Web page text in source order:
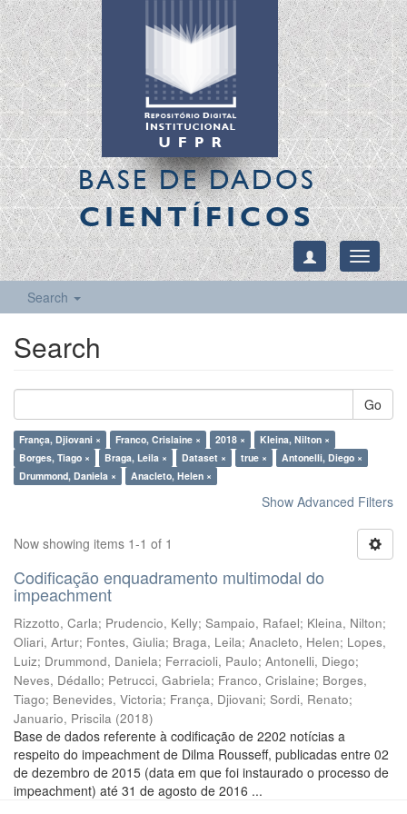
BASE DE DADOS
CIENTÍFICOS
Toggle
Search
Search
Go
França, Djiovani × Franco, Crislaine × 2018 ×
Kleina, Nilton ×
Borges, Tiago ×
Braga, Leila × Dataset × true ×
Antonelli, Diego ×
Drummond, Daniela ×
Anacleto, Helen ×
Show Advanced Filters
Now showing items 1-1 of 1
Codificação enquadramento multimodal do
impeachment
Rizzotto, Carla; Prudencio, Kelly; Sampaio, Rafael; Kleina, Nilton;
Oliari, Artur; Fontes, Giulia; Braga, Leila; Anacleto, Helen; Lopes,
Luiz; Drummond, Daniela; Ferracioli, Paulo; Antonelli, Diego;
Neves, Dédallo; Petrucci, Gabriela; Franco, Crislaine; Borges,
Tiago; Benevides, Victoria; França, Djiovani; Sordi, Renato;
Januario, Priscila (2018)
Base de dados referente à codificação de 2202 notícias a
respeito do impeachment de Dilma Rousseff, publicadas entre 02
de dezembro de 2015 (data em que foi instaurado o processo de
impeachment) até 31 de agosto de 2016 ...